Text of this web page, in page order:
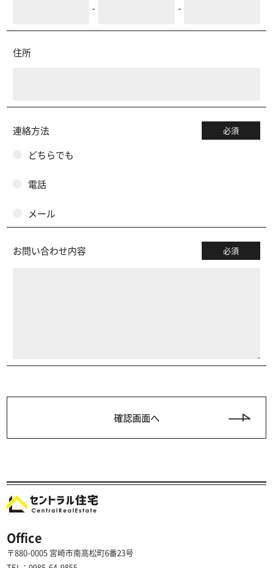
- -
住所
連絡方法 必須
どちらでも
電話
メール
お問い合わせ内容 必須
Office
〒880-0005 宮崎市南高松町6番23号